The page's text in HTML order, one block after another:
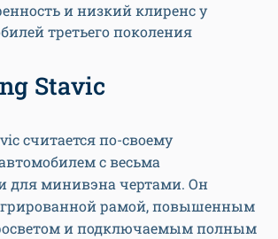
и низкий клиренс у
третьего поколения
Stavic
считается по-своему
с весьма
минивэна чертами. Он
рамой, повышенным
и подключаемым полным